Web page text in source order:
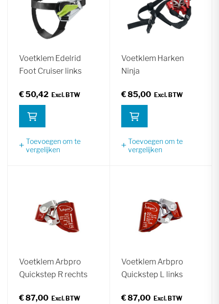
Voetklem Edelrid
Foot Cruiser links
€ 50,42
Toevoegen om te
vergelijken
Voetklem Harken
Ninja
€ 85,00
Toevoegen om te
vergelijken
Voetklem Arbpro
Quickstep R rechts
€ 87,00
Voetklem Arbpro
Quickstep L links
€ 87,00